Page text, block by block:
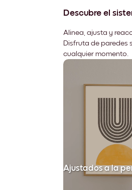
Descubre el
Alinea, ajusta y
Disfruta de paredes
cualquier momento.
Ajustados a la